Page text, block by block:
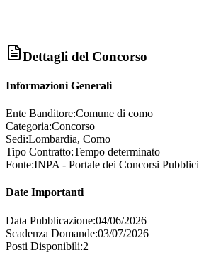
Dettagli del Concorso
Informazioni Generali
Ente Banditore:Comune di como
Categoria:Concorso
Sedi:Lombardia, Como
Tipo Contratto:Tempo determinato
Fonte:INPA - Portale dei Concorsi Pubblici
Date Importanti
Data Pubblicazione:04/06/2026
Scadenza Domande:03/07/2026
Posti Disponibili:2